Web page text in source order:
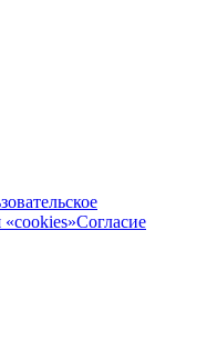
Согласие